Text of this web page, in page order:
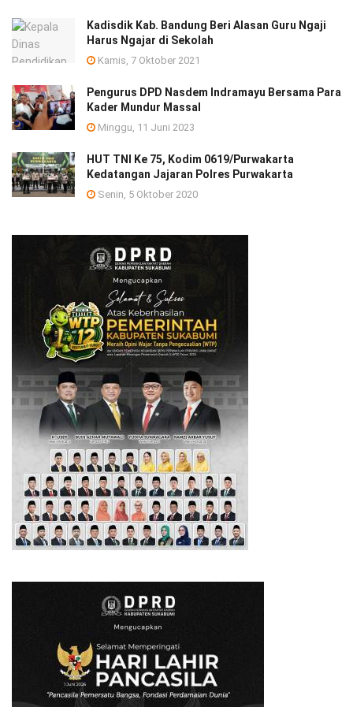
Kadisdik Kab. Bandung Beri Alasan Guru Ngaji
Harus Ngajar di Sekolah
Kamis, 7 Oktober 2021
Pengurus DPD Nasdem Indramayu Bersama Para
Kader Mundur Massal
Minggu, 11 Juni 2023
HUT TNI Ke 75, Kodim 0619/Purwakarta
Kedatangan Jajaran Polres Purwakarta
Senin, 5 Oktober 2020